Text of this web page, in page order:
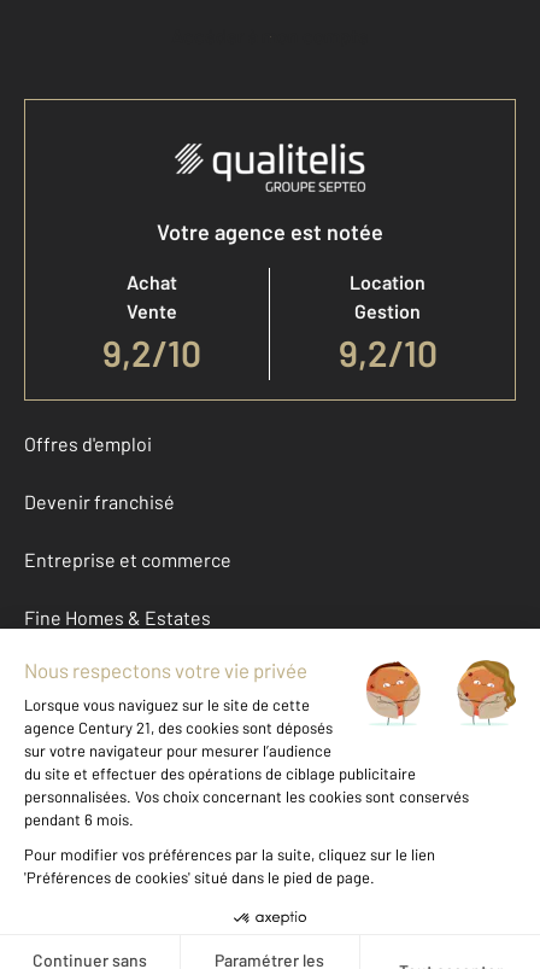
Accéder à mon compte
Votre agence est notée
Achat
Vente
9,2/10
Location
Gestion
9,2/10
Offres d'emploi
Devenir franchisé
Entreprise et commerce
Fine Homes & Estates
À propos
International
Nous contacter
Données personnelles